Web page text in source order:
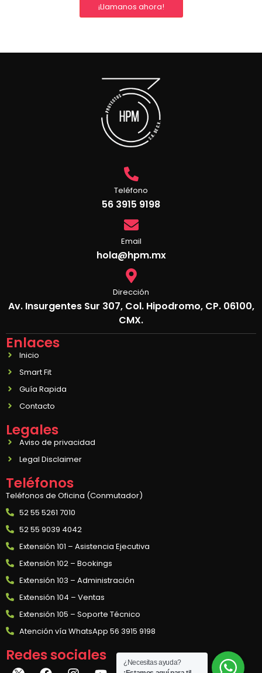
¡Llamanos ahora!
Teléfono
56 3915 9198
Email
hola@hpm.mx
Dirección
Av. Insurgentes Sur 307, Col. Hipodromo, CP. 06100,
CMX.
Redes sociales
Enlaces
Inicio
Smart Fit
Guía Rapida
Contacto
Legales
Aviso de privacidad
Legal Disclaimer
Teléfonos
Teléfonos de Oficina (Conmutador)
52 55 5261 7010
52 55 9039 4042
Extensión 101 – Asistencia Ejecutiva
Extensión 102 – Bookings
Extensión 103 – Administración
Extensión 104 – Ventas
Extensión 105 – Soporte Técnico
Atención vía WhatsApp 56 3915 9198
¿Necesitas ayuda?